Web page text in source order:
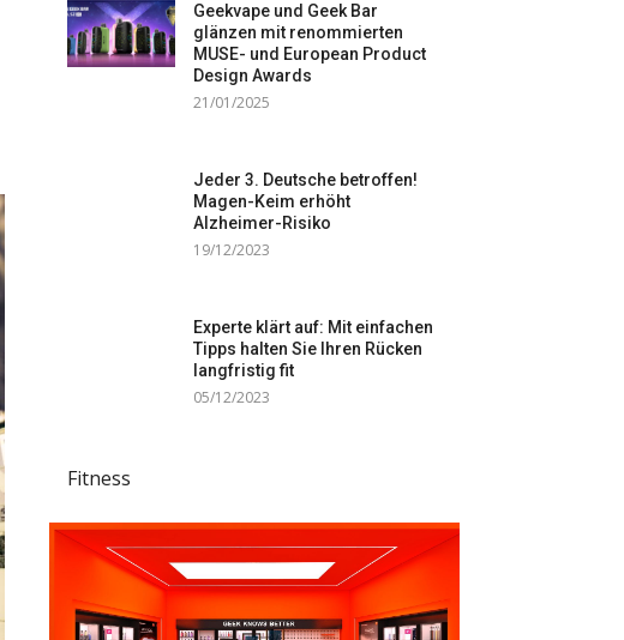
Geekvape und Geek Bar
glänzen mit renommierten
MUSE- und European Product
Design Awards
21/01/2025
Jeder 3. Deutsche betroffen!
Magen-Keim erhöht
Alzheimer-Risiko
19/12/2023
Experte klärt auf: Mit einfachen
Tipps halten Sie Ihren Rücken
langfristig fit
05/12/2023
Fitness